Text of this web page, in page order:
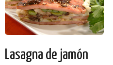
Lasagna de jamón